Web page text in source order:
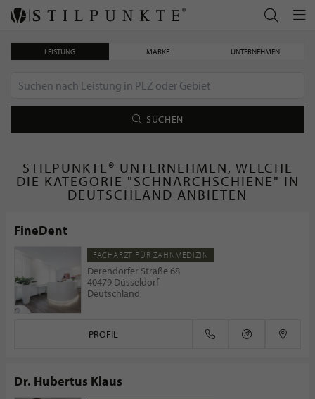
LEISTUNG MARKE UNTERNEHMEN
SUCHEN
STILPUNKTE® UNTERNEHMEN, WELCHE
DIE KATEGORIE "SCHNARCHSCHIENE" IN
DEUTSCHLAND ANBIETEN
FineDent
FACHARZT FÜR ZAHNMEDIZIN
Derendorfer Straße 68
40479 Düsseldorf
Deutschland
PROFIL
Dr. Hubertus Klaus